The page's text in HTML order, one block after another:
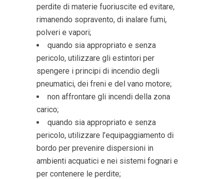
perdite di materie fuoriuscite ed evitare,
rimanendo sopravento, di inalare fumi,
polveri e vapori;
quando sia appropriato e senza
pericolo, utilizzare gli estintori per
spengere i principi di incendio degli
pneumatici, dei freni e del vano motore;
non affrontare gli incendi della zona
carico;
quando sia appropriato e senza
pericolo, utilizzare l’equipaggiamento di
bordo per prevenire dispersioni in
ambienti acquatici e nei sistemi fognari e
per contenere le perdite;